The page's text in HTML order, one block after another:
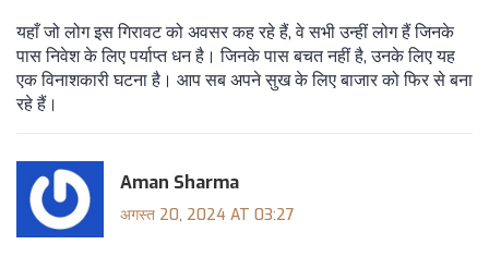
यहाँ जो लोग इस गिरावट को अवसर कह रहे हैं, वे सभी उन्हीं लोग हैं जिनके
पास निवेश के लिए पर्याप्त धन है। जिनके पास बचत नहीं है, उनके लिए यह
एक विनाशकारी घटना है। आप सब अपने सुख के लिए बाजार को फिर से बना
रहे हैं।
Aman Sharma
अगस्त 20, 2024 AT 03:27